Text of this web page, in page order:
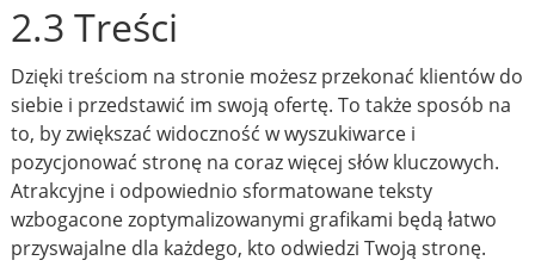
2.3 Treści
Dzięki treściom na stronie możesz przekonać klientów do
siebie i przedstawić im swoją ofertę. To także sposób na
to, by zwiększać widoczność w wyszukiwarce i
pozycjonować stronę na coraz więcej słów kluczowych.
Atrakcyjne i odpowiednio sformatowane teksty
wzbogacone zoptymalizowanymi grafikami będą łatwo
przyswajalne dla każdego, kto odwiedzi Twoją stronę.